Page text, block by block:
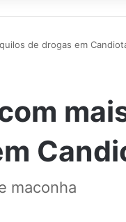
de drogas em
maconha